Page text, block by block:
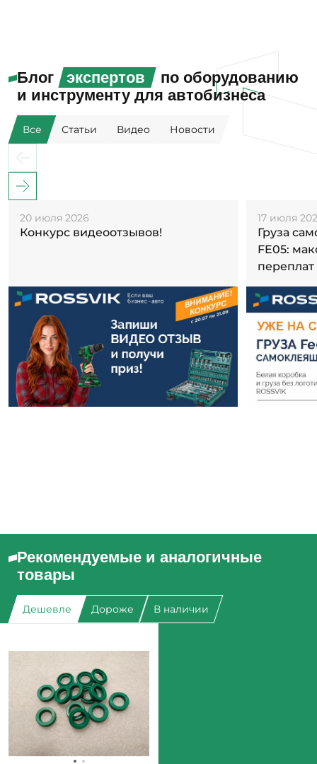
Блог экспертов
по оборудованию
и инструменту для автобизнеса
Все Статьи Видео Новости
20 июля 2026
Конкурс видеоотзывов!
17 июля
Груза
FE05:
переплат
Рекомендуемые и аналогичные
товары
Дешевле Дороже В наличии